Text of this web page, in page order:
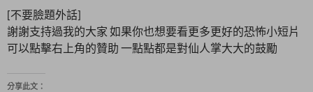
[不要臉題外話]
謝謝支持過我的大家 如果你也想要看更多更好的恐怖小短片
可以點擊右上角的贊助 一點點都是對仙人掌大大的鼓勵
分享此文：